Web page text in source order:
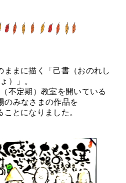
ままに描く「己書（おのれし
ょ）」。
不定期）教室を開いている
のみなさまの作品を
ことになりました。